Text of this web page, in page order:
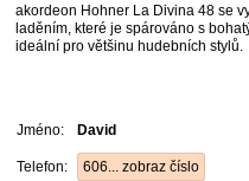
akordeon Hohner La Divina 48 se
laděním, které je spárováno s
ideální pro většinu hudebních stylů.
Jméno: David
Telefon: 606... zobraz číslo